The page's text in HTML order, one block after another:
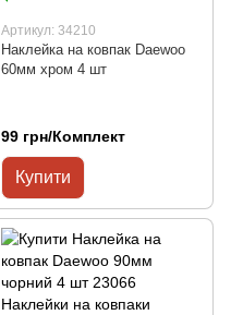
Артикул: 34210
Наклейка на ковпак Daewoo
60мм хром 4 шт
99 грн/Комплект
Купити